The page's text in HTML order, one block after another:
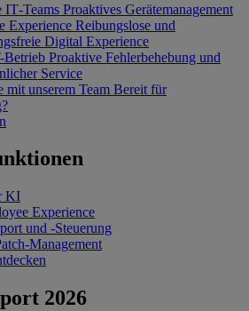
IT‐Teams Proaktives Gerätemanagement
Experience Reibungslose und
Digital Experience
Betrieb Proaktive Fehlerbehebung und
Service
mit unserem Team Bereit für
KI
Experience
und -Steuerung
Management
2026